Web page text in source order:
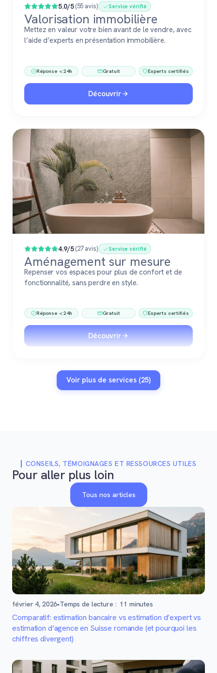
5.0/5(55 avis) Service vérifié
Valorisation immobilière
Mettez en valeur votre bien avant de le vendre, avec
l’aide d’experts en présentation immobilière.
Réponse < 24h Gratuit Experts certifiés
Découvrir
4.9/5(27 avis) Service vérifié
Aménagement sur mesure
Repenser vos espaces pour plus de confort et de
fonctionnalité, sans perdre en style.
Réponse < 24h Gratuit Experts certifiés
Découvrir
Voir plus de services (25)
CONSEILS, TÉMOIGNAGES ET RESSOURCES UTILES
Pour aller plus loin
Tous nos articles
février 4, 2026•Temps de lecture : 11 minutes
Comparatif: estimation bancaire vs estimation d’expert vs
estimation d’agence en Suisse romande (et pourquoi les
chiffres divergent)